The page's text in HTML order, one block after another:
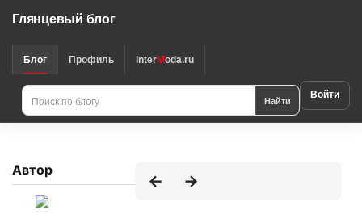
Глянцевый блог
Блог Профиль InterModa.ru
Найти Войти
Автор